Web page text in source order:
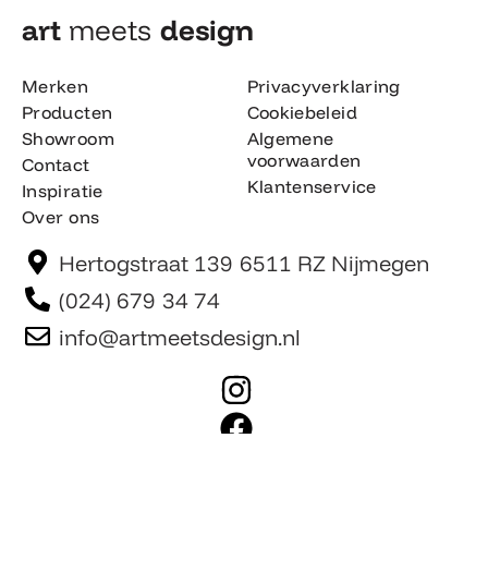
art meets design​
Merken
Producten
Showroom
Contact
Inspiratie
Over ons
Privacyverklaring
Cookiebeleid
Algemene
voorwaarden
Klantenservice
Hertogstraat 139 6511 RZ Nijmegen
(024) 679 34 74
info@artmeetsdesign.nl
I
n
F